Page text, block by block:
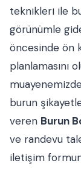
teknikleri ile
görünümle
öncesinde ön
planlamasını
burun
veren Burun
ve randevu
iletişim